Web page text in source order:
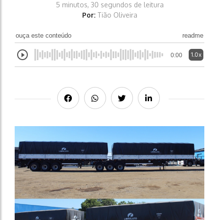
5 minutos, 30 segundos de leitura
Por: Tião Oliveira
ouça este conteúdo readme
0:00 1.0x